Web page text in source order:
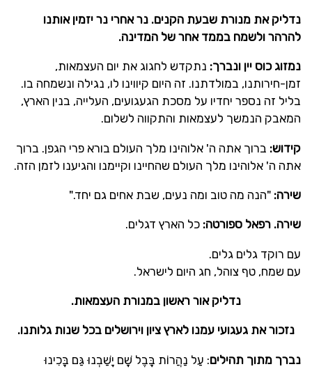
נדליק את מנורת שבעת הקנים. נר אחרי נר יזמין אותנו
להרהר ולשמח בממד אחר של המדינה.
נמזוג כוס יין ונברך: נתקדש לחגוג את יום העצמאות,
זמן-חירותנו, במולדתנו. זה היום קיווינו לו, נגילה ונשמחה בו.
בליל זה נספר יחדיו על מסכת הגעגועים, העלייה, בנין הארץ,
המאבק הנמשך לעצמאות והתקווה לשלום.
קידוש: ברוך אתה ה' אלוהינו מלך העולם בורא פרי הגפן. ברוך
אתה ה' אלוהינו מלך העולם שהחיינו וקיימנו והגיענו לזמן הזה.
שירה: "הנה מה טוב ומה נעים, שבת אחים גם יחד."
שירה. רפאל ספורטה: כל הארץ דגלים.
עם רוקד גלים גלים.
עם שמח, טף צוהל, חג היום לישראל.
נדליק אור ראשון במנורת העצמאות.
נזכור את געגועי עמנו לארץ ציון וירושלים בכל שנות גלותנו.
נברך מתוך תהילים: עַל נַהֲרוֹת בָּבֶל שָׁם יָשַׁבְנוּ גַּם בָּכִינוּ